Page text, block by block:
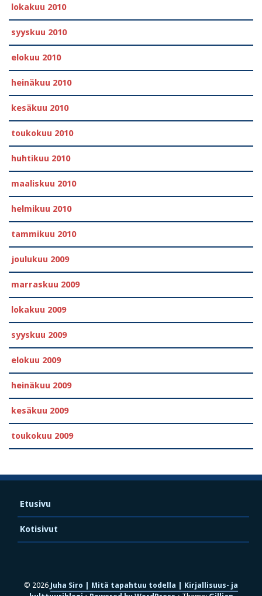
lokakuu 2010
syyskuu 2010
elokuu 2010
heinäkuu 2010
kesäkuu 2010
toukokuu 2010
huhtikuu 2010
maaliskuu 2010
helmikuu 2010
tammikuu 2010
joulukuu 2009
marraskuu 2009
lokakuu 2009
syyskuu 2009
elokuu 2009
heinäkuu 2009
kesäkuu 2009
toukokuu 2009
Etusivu
Kotisivut
© 2026 Juha Siro | Mitä tapahtuu todella | Kirjallisuus- ja